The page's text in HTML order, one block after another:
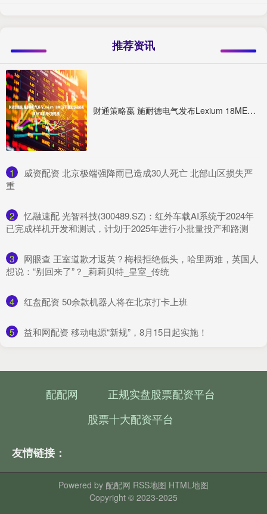
推荐资讯
财通策略嬴 施耐德电气发布Lexium 18ME系列伺服驱动器和BEH18系列伺服电机
1
​威资配资 北京极端强降雨已造成30人死亡 北部山区损失严
重
2
​忆融速配 光智科技(300489.SZ)：红外车载AI系统于2024年
已完成样机开发和测试，计划于2025年进行小批量投产和路测
3
​网眼查 王室道歉才返英？梅根拒绝低头，哈里两难，英国人
想说：“别回来了”？_莉莉贝特_皇室_传统
4 ​红盘配资 50余款机器人将在北京打卡上班
5 ​益和网配资 移动电源“新规”，8月15日起实施！
配配网
正规实盘股票配资平台
股票十大配资平台
友情链接：
Powered by 配配网 RSS地图 HTML地图
Copyright © 2023-2025